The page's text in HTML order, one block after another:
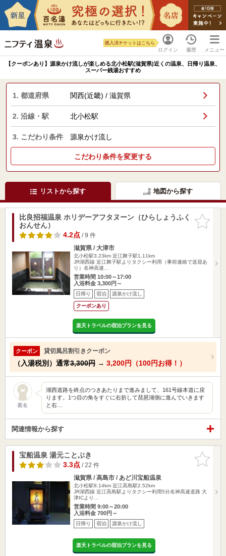
ログイン
購入済チケットはこちら
履歴 メニュー
【クーポンあり】源泉かけ流しが楽しめる北小松駅(滋賀県)近くの温泉、日帰り温泉、
スーパー銭湯おすすめ
1. 都道府県 関西(近畿) / 滋賀県
2. 沿線・駅 北小松駅
3. こだわり条件 源泉かけ流し
こだわり条件を変更する
リストから探す 地図から探す
お気に入
りに追加
比良招福温泉 ホリデーアフタヌーン（ひらしょうふく
おんせん）
4.2点/ 9 件
滋賀県 / 大津市
北小松駅3.23km 近江舞子駅1.11km
JR湖西線 近江舞子駅よりタクシー利用（事前連絡で送迎あ
り）名神高速…
営業時間 10:00～17:00
入浴料金 3,300円～
日帰り 宿泊 源泉かけ流し
クーポンあり
楽天トラベルの宿泊プランを見る
クーポン 貸切風呂割引きクーポン
（入湯税別）通常3,300円 → 3,200円（100円お得！）
匿名
湖西道路を終点のつきあたりまで進みまして、161号線本道に戻
ります。1つ目の角をすぐに右折して琵琶湖側に進んでいきます
と右…
関連情報から探す
お気に入
りに追加
宝船温泉 湯元ことぶき
3.3点/ 22 件
滋賀県 / 高島市 / あど川宝船温泉
北小松駅8.14km 近江高島駅2.52km
JR湖西線 近江高島駅よりタクシー利用5分名神高速道路 大
津ICより…
営業時間 9:00～20:00
入浴料金 700円～
日帰り 宿泊 源泉かけ流し
楽天トラベルの宿泊プランを見る